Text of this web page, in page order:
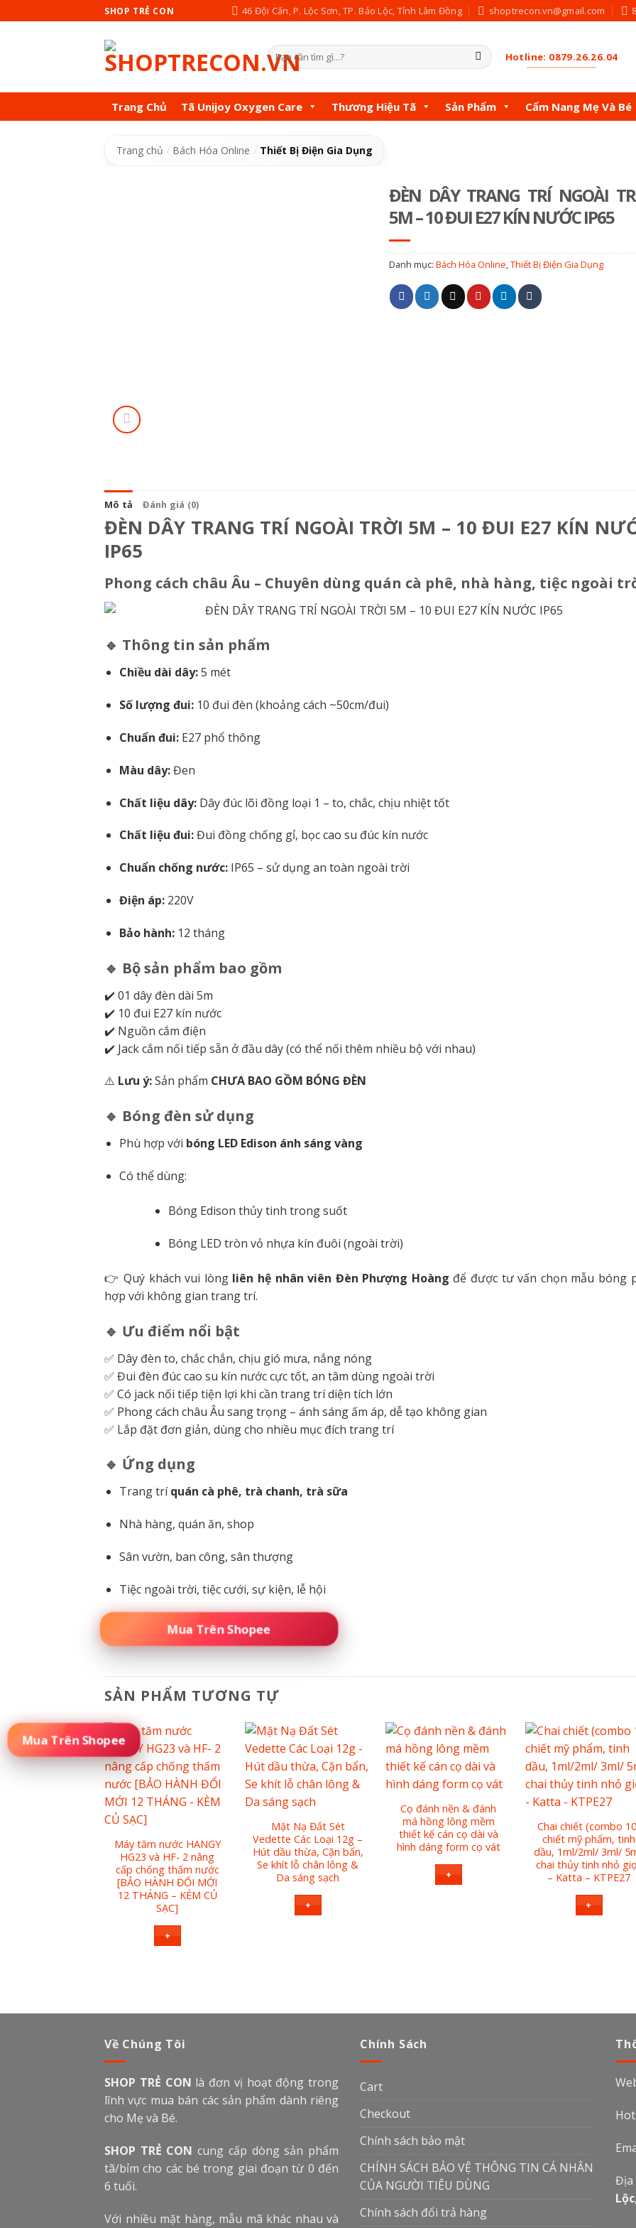
to
SHOP TRẺ CON 46 Đội Cấn, P. Lộc Sơn, TP. Bảo Lộc, Tỉnh Lâm Đồng shoptrecon.vn@gmail.com
Tìm
kiếm:
Hotline: 0879.26.26.04
Trang Chủ Tã Unijoy Oxygen Care Thương Hiệu Tã Sản Phẩm Cẩm Nang Mẹ Và Bé
Trang chủ Bách Hóa Online Thiết Bị Điện Gia Dụng
ĐÈN DÂY TRANG TRÍ NGOÀI
5M – 10 ĐUI E27 KÍN NƯỚC IP65
Danh mục: Bách Hóa Online,Thiết Bị Điện Gia Dụng
Mô tả Đánh giá (0)
ĐÈN DÂY TRANG TRÍ NGOÀI TRỜI 5M – 10 ĐUI E27 KÍN
IP65
Phong cách châu Âu – Chuyên dùng quán cà phê, nhà hàng, tiệc ngoài
🔹 Thông tin sản phẩm
Chiều dài dây:5 mét
Số lượng đui:10 đui đèn (khoảng cách ~50cm/đui)
Chuẩn đui:E27 phổ thông
Màu dây:Đen
Chất liệu dây:Dây đúc lõi đồng loại 1 – to, chắc, chịu nhiệt tốt
Chất liệu đui:Đui đồng chống gỉ, bọc cao su đúc kín nước
Chuẩn chống nước:IP65 – sử dụng an toàn ngoài trời
Điện áp:220V
Bảo hành:12 tháng
🔹 Bộ sản phẩm bao gồm
✔️ 01 dây đèn dài 5m
✔️ 10 đui E27 kín nước
✔️ Nguồn cắm điện
✔️ Jack cắm nối tiếp sẵn ở đầu dây (có thể nối thêm nhiều bộ với nhau)
⚠️ Lưu ý:Sản phẩm CHƯA BAO GỒM BÓNG ĐÈN
🔹 Bóng đèn sử dụng
Phù hợp với bóng LED Edison ánh sáng vàng
Có thể dùng:
Bóng Edison thủy tinh trong suốt
Bóng LED tròn vỏ nhựa kín đuôi (ngoài trời)
👉 Quý khách vui lòng liên hệ nhân viên Đèn Phượng Hoàng để được tư vấn chọn mẫu bóng
hợp với không gian trang trí.
🔹 Ưu điểm nổi bật
✅ Dây đèn to, chắc chắn, chịu gió mưa, nắng nóng
✅ Đui đèn đúc cao su kín nước cực tốt, an tâm dùng ngoài trời
✅ Có jack nối tiếp tiện lợi khi cần trang trí diện tích lớn
✅ Phong cách châu Âu sang trọng – ánh sáng ấm áp, dễ tạo không gian
✅ Lắp đặt đơn giản, dùng cho nhiều mục đích trang trí
🔹 Ứng dụng
Trang tríquán cà phê, trà chanh, trà sữa
Nhà hàng, quán ăn, shop
Sân vườn, ban công, sân thượng
Tiệc ngoài trời, tiệc cưới, sự kiện, lễ hội
🚀 ĐẶT MUA NGAY – SỐ LƯỢNG CÓ HẠN
Đặt Mua Sản Phẩm
SẢN PHẨM TƯƠNG TỰ
Máy tăm nước HANGY
HG23 và HF- 2 nâng
cấp chống thấm nước
[BẢO HÀNH ĐỔI MỚI
12 THÁNG – KÈM CỦ
SẠC]
+
Mặt Nạ Đất Sét
Vedette Các Loại 12g –
Hút dầu thừa, Cặn bẩn,
Se khít lỗ chân lông &
Da sáng sạch
+
Cọ đánh nền & đánh
má hồng lông mềm
thiết kế cán cọ dài và
hình dáng form cọ vát
+
Chai chiết (combo
chiết mỹ phẩm, tinh
dầu, 1ml/2ml/ 3ml/
chai thủy tinh nhỏ
– Katta – KTPE27
+
Về Chúng Tôi
SHOP TRẺ CON là đơn vị hoạt động trong
lĩnh vực mua bán các sản phẩm dành riêng
cho Mẹ và Bé.
SHOP TRẺ CON cung cấp dòng sản phẩm
tã/bỉm cho các bé trong giai đoạn từ 0 đến
6 tuổi.
Với nhiều mặt hàng, mẫu mã khác nhau và
Chính Sách
Cart
Checkout
Chính sách bảo mật
CHÍNH SÁCH BẢO VỆ THÔNG TIN CÁ NHÂN
CỦA NGƯỜI TIÊU DÙNG
Chính sách đổi trả hàng
Địa